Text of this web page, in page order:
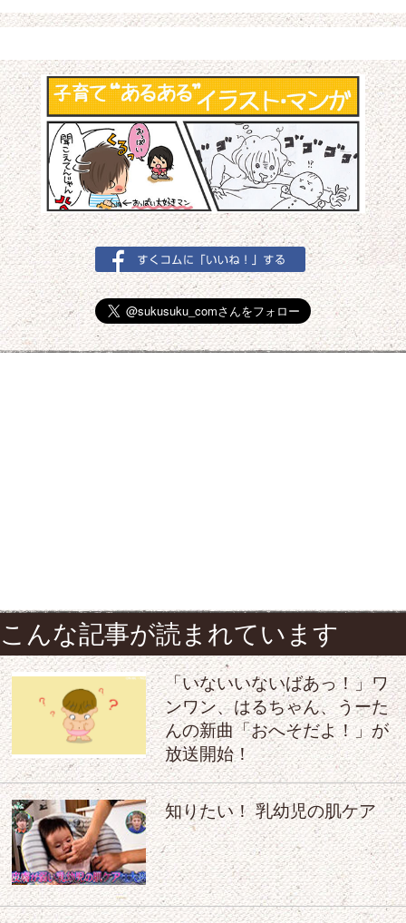
こんな記事が読まれています
「いないいないばあっ！」ワ
ンワン、はるちゃん、うーた
んの新曲「おへそだよ！」が
放送開始！
知りたい！ 乳幼児の肌ケア